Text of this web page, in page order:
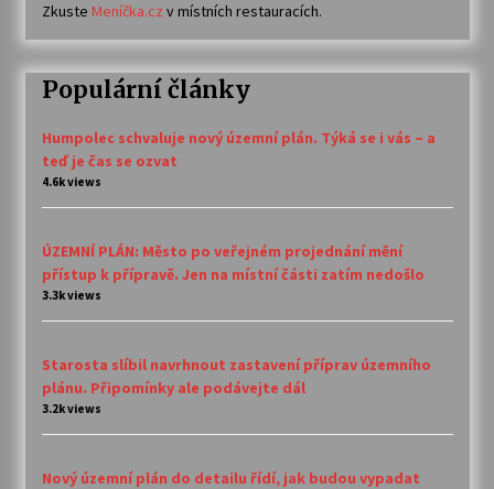
Zkuste Meníčka.cz v místních restauracích.
Populární články
Humpolec schvaluje nový územní plán. Týká se i vás – a
teď je čas se ozvat
4.6k views
ÚZEMNÍ PLÁN: Město po veřejném projednání mění
přístup k přípravě. Jen na místní části zatím nedošlo
3.3k views
Starosta slíbil navrhnout zastavení příprav územního
plánu. Připomínky ale podávejte dál
3.2k views
Nový územní plán do detailu řídí, jak budou vypadat